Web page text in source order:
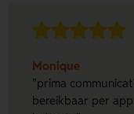
Monique
"prima
bereikbaar per